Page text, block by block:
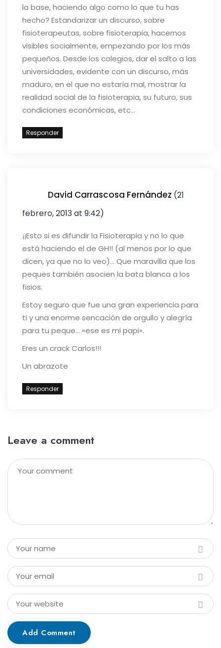
la base, haciendo algo como lo que tu has
hecho? Estandarizar un discurso, sobre
fisioterapeutas, sobre fisioterapia, hacernos
visibles socialmente, empezando por los más
pequeños. Desde los colegios, dar el salto a las
universidades, evidente con un discurso, más
maduro, en el que no estaría mal, mostrar la
realidad social de la fisioterapia, su futuro, sus
condiciones económicas, etc…
Responder
David Carrascosa Fernández (21
febrero, 2013 at 9:42)
¡¡Esto si es difundir la Fisioterapia y no lo que
está haciendo el de GH!! (al menos por lo que
dicen, ya que no lo veo)… Que maravilla que los
peques también asocien la bata blanca a los
fisios.
Estoy seguro que fue una gran experiencia para
ti y una enorme sencación de orgullo y alegría
para tu peque… «ese es mi papi».
Eres un crack Carlos!!!
Un abrazote
Responder
Leave a comment
Add Comment